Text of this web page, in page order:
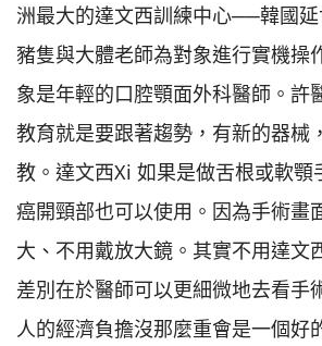
洲最大的達文西訓練中心──韓國
豬隻與大體老師為對象進行實機操
象是年輕的口腔顎面外科醫師。許
教育就是要跟著趨勢，有新的器械
教。達文西Xi 如果是做舌根或軟顎
癌開頸部也可以使用。因為手術畫
大、不用戴放大鏡。其實不用達文
差別在於醫師可以更細微地去看手
人的經濟負擔沒那麼重會是一個好